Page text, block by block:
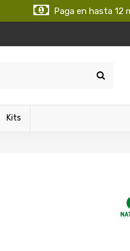
Paga en hasta 12
Kits